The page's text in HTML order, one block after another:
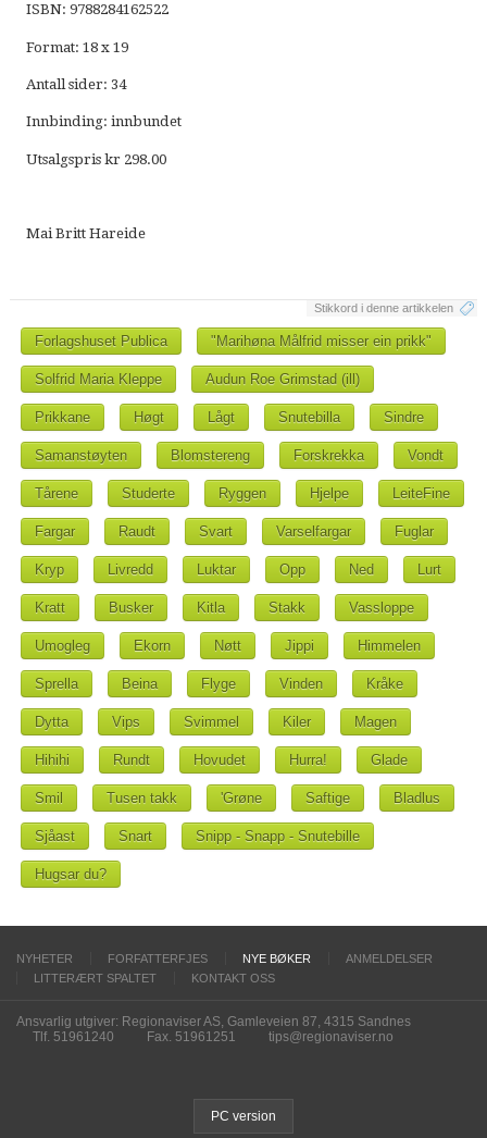
ISBN: 9788284162522
Format: 18 x 19
Antall sider: 34
Innbinding: innbundet
Utsalgspris kr 298.00
Mai Britt Hareide
Stikkord i denne artikkelen
Forlagshuset Publica "Marihøna Målfrid misser ein prikk"
Solfrid Maria Kleppe Audun Roe Grimstad (ill)
Prikkane Høgt Lågt Snutebilla Sindre
Samanstøyten Blomstereng Forskrekka Vondt
Tårene Studerte Ryggen Hjelpe LeiteFine
Fargar Raudt Svart Varselfargar Fuglar
Kryp Livredd Luktar Opp Ned Lurt
Kratt Busker Kitla Stakk Vassloppe
Umogleg Ekorn Nøtt Jippi Himmelen
Sprella Beina Flyge Vinden Kråke
Dytta Vips Svimmel Kiler Magen
Hihihi Rundt Hovudet Hurra! Glade
Smil Tusen takk 'Grøne Saftige Bladlus
Sjåast Snart Snipp - Snapp - Snutebille
Hugsar du?
NYHETER FORFATTERFJES NYE BØKER
ANMELDELSER
LITTERÆRT SPALTET
KONTAKT OSS
Ansvarlig utgiver: Regionaviser AS, Gamleveien 87, 4315 Sandnes
Tlf. 51961240
Fax. 51961251 tips@regionaviser.no
PC version